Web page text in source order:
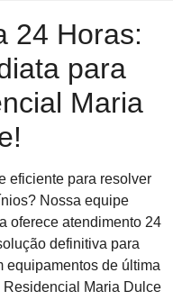
24 Horas:
para
Maria
eficiente para resolver
Nossa equipe
oferece atendimento 24
definitiva para
equipamentos de última
Maria Dulce